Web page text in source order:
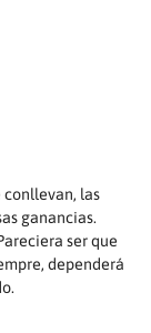
conllevan, las
ganancias.
ser que
dependerá